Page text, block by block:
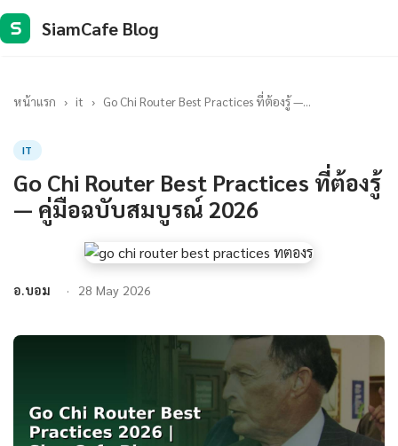
S SiamCafe Blog
หน้าแรก › it › Go Chi Router Best Practices ที่ต้องรู้ —...
IT
Go Chi Router Best Practices ที่ต้องรู้
— คู่มือฉบับสมบูรณ์ 2026
อ.บอม 28 May 2026